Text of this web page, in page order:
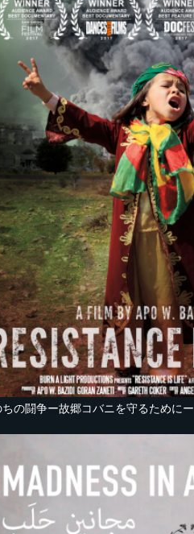
ちの闘争ー故郷コバニを守るためにー